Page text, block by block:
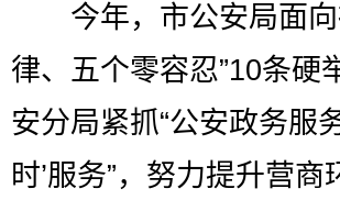
今年，市公安局面向
律、五个零容忍”10条硬
安分局紧抓“公安政务服
时’服务”，努力提升营